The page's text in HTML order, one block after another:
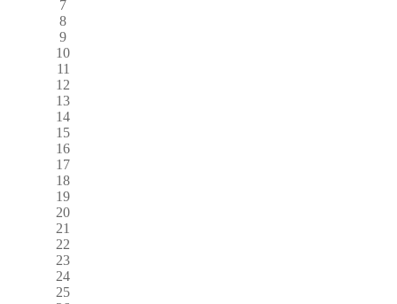
7
8
9
10
11
12
13
14
15
16
17
18
19
20
21
22
23
24
25